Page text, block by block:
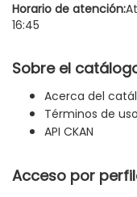
Horario de atención:
16:45
Sobre el
Acerca del
Términos de uso
API CKAN
Acceso por